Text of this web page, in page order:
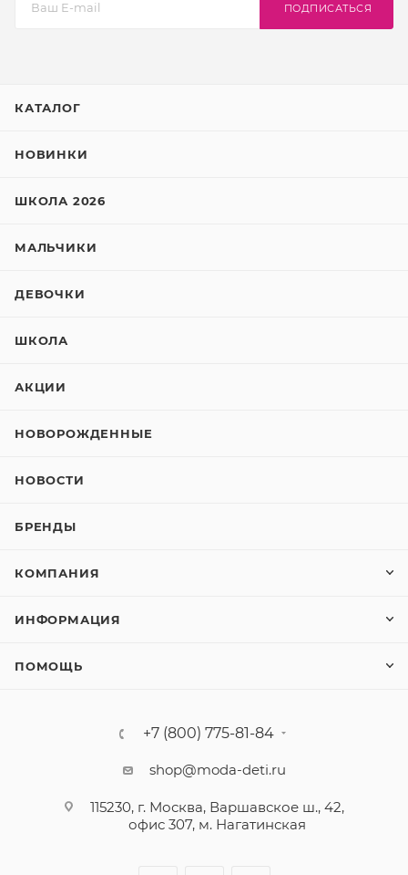
ПОДПИСАТЬСЯ
КАТАЛОГ
НОВИНКИ
ШКОЛА 2026
МАЛЬЧИКИ
ДЕВОЧКИ
ШКОЛА
АКЦИИ
НОВОРОЖДЕННЫЕ
НОВОСТИ
БРЕНДЫ
КОМПАНИЯ
ИНФОРМАЦИЯ
ПОМОЩЬ
+7 (800) 775-81-84
shop@moda-deti.ru
115230, г. Москва, Варшавское ш., 42,
офис 307, м. Нагатинская